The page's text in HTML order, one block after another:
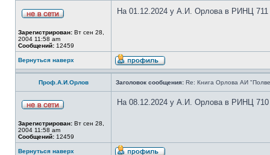
Зарегистрирован: Вт сен 28,
2004 11:58 am
Сообщений: 12459
На 01.12.2024 у А.И. Орлова в РИНЦ 711
Вернуться наверх
Проф.А.И.Орлов Заголовок сообщения: Re: Книга Орлова АИ
Зарегистрирован: Вт сен 28,
2004 11:58 am
Сообщений: 12459
На 08.12.2024 у А.И. Орлова в РИНЦ 710
Вернуться наверх